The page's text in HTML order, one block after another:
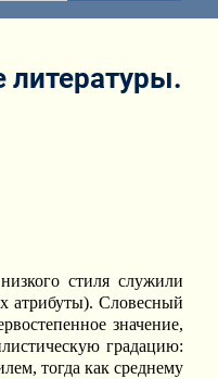
литературы.
стиля служили
атрибуты). Словесный
значение,
градацию:
тогда как среднему